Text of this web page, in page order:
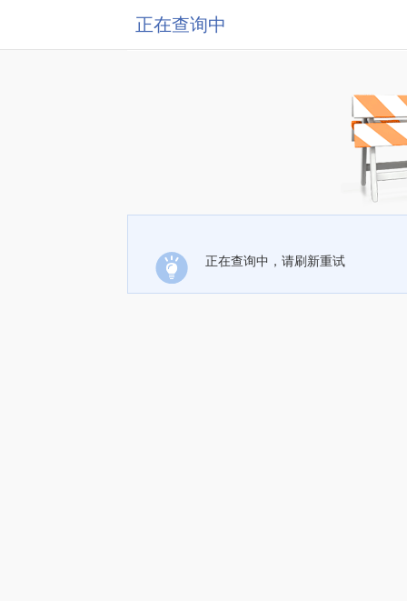
正在查询中
正在查询中，请刷新重试